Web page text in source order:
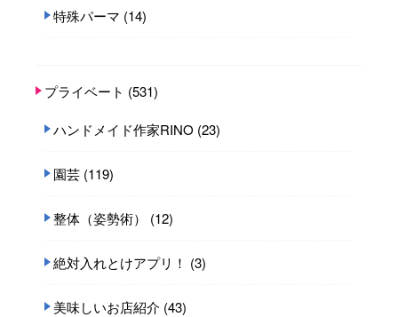
特殊パーマ (14)
プライベート (531)
ハンドメイド作家RINO (23)
園芸 (119)
整体（姿勢術） (12)
絶対入れとけアプリ！ (3)
美味しいお店紹介 (43)